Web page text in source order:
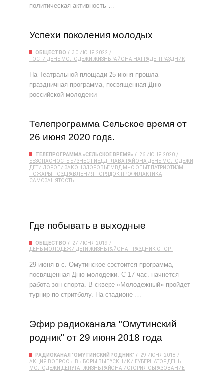
политическая активность …
Успехи поколения молодых
ОБЩЕСТВО
30 ИЮНЯ 2022
ГОСТИ ДЕНЬ МОЛОДЕЖИ ЖИЗНЬ РАЙОНА НАГРАДЫ ПРАЗДНИК
На Театральной площади 25 июня прошла
праздничная программа, посвященная Дню
российской молодежи
Телепрограмма Сельское время от
26 июня 2020 года.
ТЕЛЕПРОГРАММА «СЕЛЬСКОЕ ВРЕМЯ»
26 ИЮНЯ 2020
БЕЗОПАСНОСТЬ БИЗНЕС ГИБДД ГЛАВА РАЙОНА ДЕНЬ МОЛОДЕЖИ
ДЕТИ ДОРОГИ ЗАКОН ЗДОРОВЬЕ МВД МЧС ОПЫТ ПАТРИОТИЗМ
ПОЖАРЫ
ПОЗДРАВЛЕНИЯ ПОРЯДОК ПРОФИЛАКТИКА
САМОЗАНЯТОСТЬ
…
Где побывать в выходные
ОБЩЕСТВО
27 ИЮНЯ 2019
ДЕНЬ МОЛОДЕЖИ ДЕТИ ЖИЗНЬ РАЙОНА ПРАЗДНИК СПОРТ
29 июня в с. Омутинское состоится программа,
посвященная Дню молодежи. С 17 час. начнется
работа зон спорта. В сквере «Молодежный» пройдет
турнир по стритболу. На стадионе …
Эфир радиоканала "Омутинский
родник" от 29 июня 2018 года
РАДИОКАНАЛ "ОМУТИНСКИЙ РОДНИК"
29 ИЮНЯ 2018
АКЦИЯ ВОПРОСЫ ВЫБОРЫ ВЫПУСКНИКИ ГУБЕРНАТОР ДЕНЬ
МОЛОДЕЖИ ДЕПУТАТЖИЗНЬ РАЙОНА ИСТОРИЯ ОБРАЗОВАНИЕ